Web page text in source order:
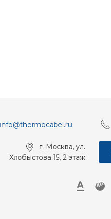
info@thermocabel.ru
г. Москва, ул.
Хлобыстова 15, 2 этаж